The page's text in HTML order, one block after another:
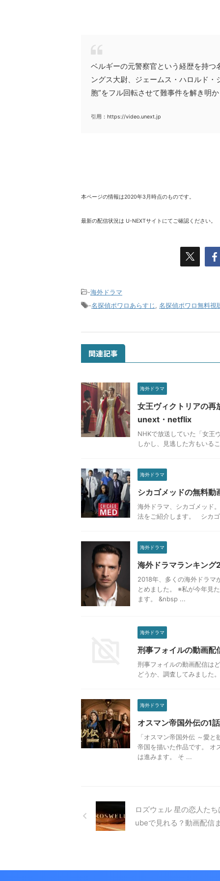
ベルギーの元警察官という経歴を持
ングス大尉、ジェームス・ハロルド
胞”をフル回転させて難事件を解き明
引用：https://video.unext.jp
本ページの情報は2020年3月時点のものです。
最新の配信状況は U-NEXTサイトにてご確認ください。
-海外ドラマ
-名探偵ポワロあらすじ 名探偵ポワロ無料視
関連記事
海外ドラマ
女王ヴィクトリアの
unext・netflix
NHKで放送していた「女王
しかし、見逃した方もい
海外ドラマ
シカゴメッドの無料動
海外ドラマ、シカゴメッド
法をご紹介します。 シカ
海外ドラマ
海外ドラマランキン
2018年、多くの海外ドラマ
とめました。 ※私が今年見
ます。 &nbsp ...
海外ドラマ
刑事フォイルの動画
刑事フォイルの動画配信は
どうか、調査してみまし
海外ドラマ
オスマン帝国外伝の1
「オスマン帝国外伝 ～愛
帝国を描いた作品です。 オ
は進みます。 そ ...
ロズウェル 星の恋人た
ubeで見れる？動画配信